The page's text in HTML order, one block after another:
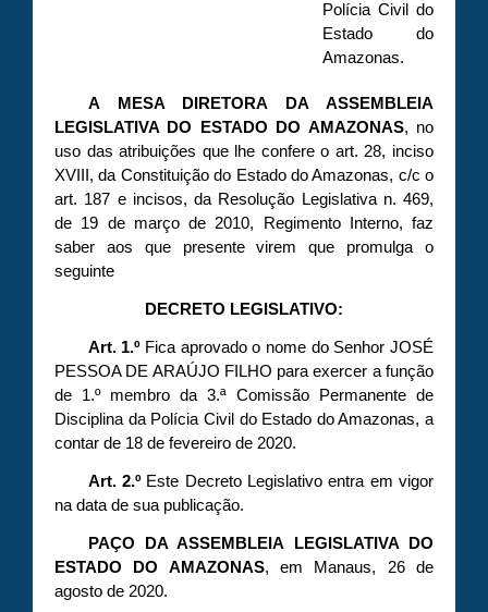
Polícia Civil do
Estado do
Amazonas.
A MESA DIRETORA DA ASSEMBLEIA
LEGISLATIVA DO ESTADO DO AMAZONAS, no
uso das atribuições que lhe confere o art. 28, inciso
XVIII, da Constituição do Estado do Amazonas, c/c o
art. 187 e incisos, da Resolução Legislativa n. 469,
de 19 de março de 2010, Regimento Interno, faz
saber aos que presente virem que promulga o
seguinte
DECRETO LEGISLATIVO:
Art. 1.ºFica aprovado o nome do Senhor JOSÉ
PESSOA DE ARAÚJO FILHO para exercer a função
de 1.º membro da 3.ª Comissão Permanente de
Disciplina da Polícia Civil do Estado do Amazonas, a
contar de 18 de fevereiro de 2020.
Art. 2.ºEste Decreto Legislativo entra em vigor
na data de sua publicação.
PAÇO DA ASSEMBLEIA LEGISLATIVA DO
ESTADO DO AMAZONAS, em Manaus, 26 de
agosto de 2020.